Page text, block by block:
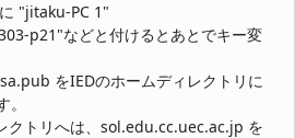
"jitaku-PC 1"
p21"などと付けるとあとでキー変
をIEDのホームディレクトリに
クトリへは、sol.edu.cc.uec.ac.jp を